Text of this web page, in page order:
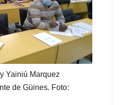
Yainiú Marquez
de Güines. Foto: